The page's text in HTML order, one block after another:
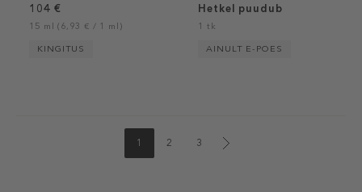
104 €
15 ml (6,93 € / 1 ml)
KINGITUS
Hetkel puudub
1 tk
AINULT E-POES
1 2 3